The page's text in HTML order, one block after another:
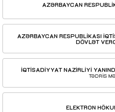
AZƏRBAYCAN
AZƏRBAYCAN RESPUBLİKASI
DÖVLƏT
İQTİSADİYYAT NAZİRLİYİ
TƏDRİS
ELEKTRON